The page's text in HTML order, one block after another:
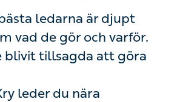
ledarna är djupt
vad de gör och varför.
blivit tillsagda att göra
leder du nära